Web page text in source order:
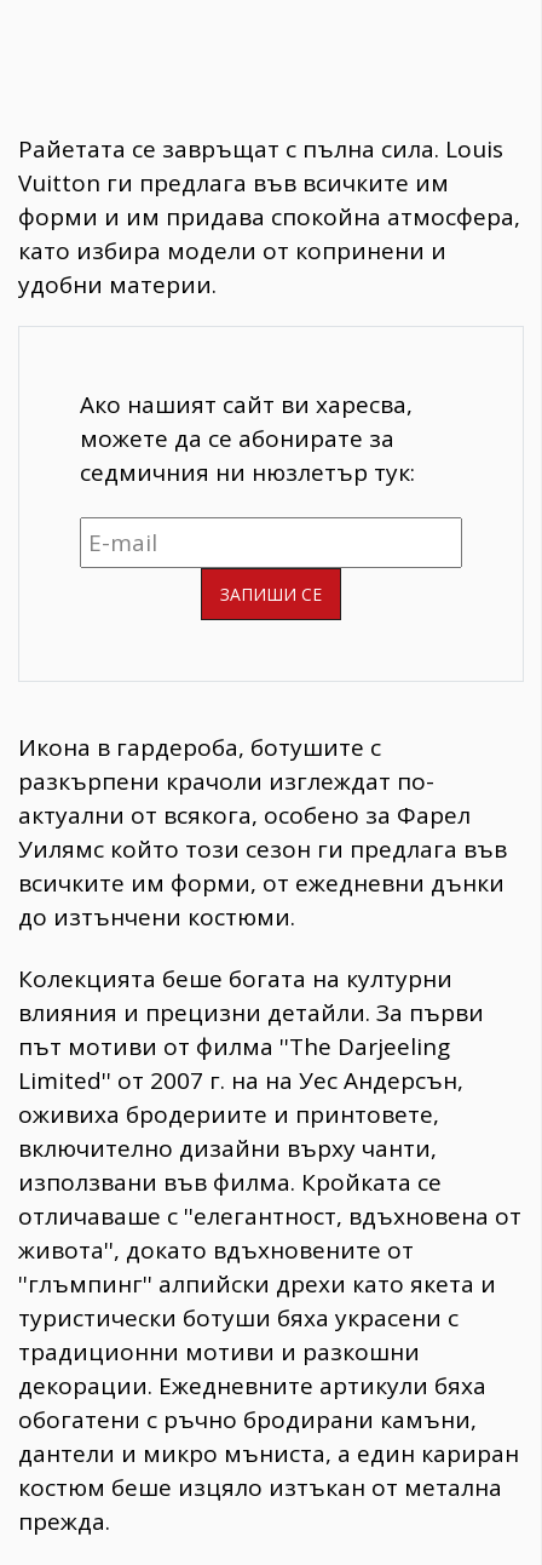
Райетата се завръщат с пълна сила. Louis
Vuitton ги предлага във всичките им
форми и им придава спокойна атмосфера,
като избира модели от копринени и
удобни материи.
Ако нашият сайт ви харесва,
можете да се абонирате за
седмичния ни нюзлетър тук:
Икона в гардероба, ботушите с
разкърпени крачоли изглеждат по-
актуални от всякога, особено за Фарел
Уилямс който този сезон ги предлага във
всичките им форми, от ежедневни дънки
до изтънчени костюми.
Колекцията беше богата на културни
влияния и прецизни детайли. За първи
път мотиви от филма ''The Darjeeling
Limited'' от 2007 г. на на Уес Андерсън,
оживиха бродериите и принтовете,
включително дизайни върху чанти,
използвани във филма. Кройката се
отличаваше с ''елегантност, вдъхновена от
живота'', докато вдъхновените от
''глъмпинг'' алпийски дрехи като якета и
туристически ботуши бяха украсени с
традиционни мотиви и разкошни
декорации. Ежедневните артикули бяха
обогатени с ръчно бродирани камъни,
дантели и микро мъниста, а един кариран
костюм беше изцяло изтъкан от метална
прежда.